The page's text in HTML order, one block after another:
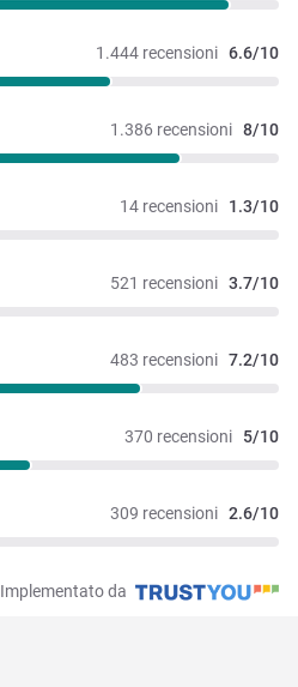
1.444 recensioni 6.6/10
1.386 recensioni 8/10
14 recensioni 1.3/10
521 recensioni 3.7/10
483 recensioni 7.2/10
370 recensioni 5/10
309 recensioni 2.6/10
Implementato da